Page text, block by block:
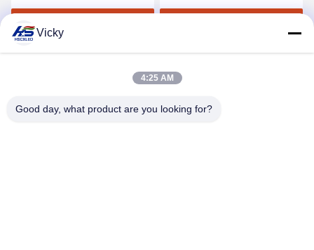
Kreatives Kreislauf-LED-
Schild für Cafés.
Erhalten Sie besten Preis
Bildschirm P4 rundes
Vicky
4:25 AM
Good day, what product are you looking for?